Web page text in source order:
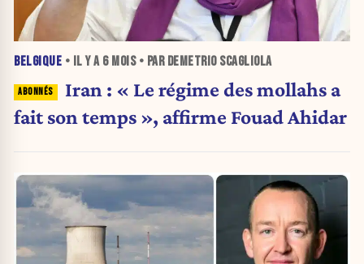
BELGIQUE • IL Y A 6 MOIS• PAR DEMETRIO SCAGLIOLA
Iran : « Le régime des mollahs a
fait son temps », affirme Fouad Ahidar